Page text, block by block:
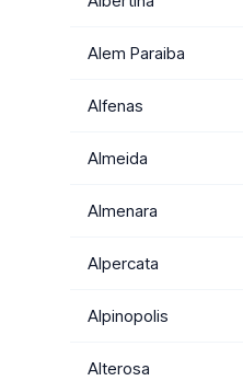
Alem Paraiba
Alfenas
Almeida
Almenara
Alpercata
Alpinopolis
Alterosa